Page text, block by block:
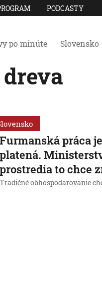
PODCASTY
po minúte Slovensko
Furmanská práca
platená.
prostredia to chce
Tradičné obhospodarovanie